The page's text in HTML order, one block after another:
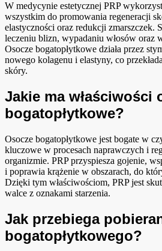
W medycynie estetycznej PRP
wszystkim do promowania regeneracji
elastyczności oraz redukcji zmarszczek.
leczeniu blizn, wypadaniu włosów oraz
Osocze bogatopłytkowe działa przez
nowego kolagenu i elastyny, co
skóry.
Jakie ma właściwości
bogatopłytkowe?
Osocze bogatopłytkowe jest bogate w
kluczowe w procesach naprawczych i
organizmie. PRP przyspiesza gojenie,
i poprawia krążenie w obszarach, do
Dzięki tym właściwościom, PRP jest
walce z oznakami starzenia.
Jak przebiega
bogatopłytkowego?